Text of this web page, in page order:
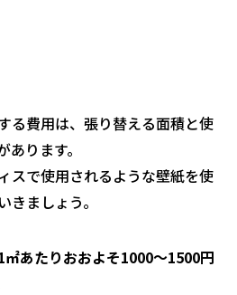
る費用は、張り替える面積と使
ります。
スで使用されるような壁紙を使
ましょう。
あたりおおよそ1000～1500円